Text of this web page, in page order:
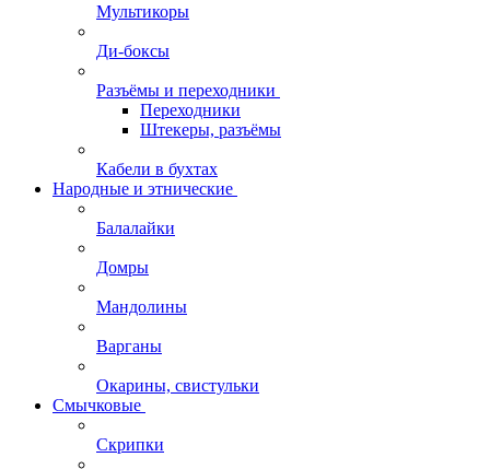
Мультикоры
Ди-боксы
Разъёмы и переходники
Переходники
Штекеры, разъёмы
Кабели в бухтах
Народные и этнические
Балалайки
Домры
Мандолины
Варганы
Окарины, свистульки
Смычковые
Скрипки